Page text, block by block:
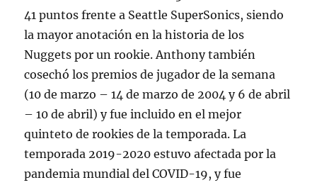
41 puntos frente a Seattle SuperSonics, siendo
la mayor anotación en la historia de los
Nuggets por un rookie. Anthony también
cosechó los premios de jugador de la semana
(10 de marzo – 14 de marzo de 2004 y 6 de abril
– 10 de abril) y fue incluido en el mejor
quinteto de rookies de la temporada. La
temporada 2019-2020 estuvo afectada por la
pandemia mundial del COVID-19, y fue